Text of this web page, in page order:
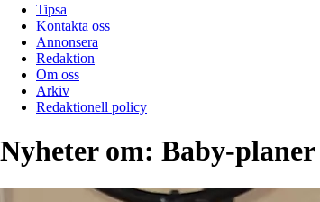
Tipsa
Kontakta oss
Annonsera
Redaktion
Om oss
Arkiv
Redaktionell policy
Nyheter om: Baby-planer